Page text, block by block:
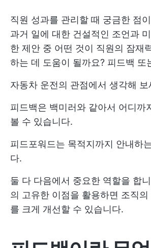
직원 성과를 관리할 때 궁금한 점
과거 일에 대한 건설적인 조언과
한 제안 중 어떤 것이 직원의 잠재
하는 데 도움이 될까요? 피드백 또
자동차 운전의 관점에서 생각해 보
피드백은 백미러와 같아서 어디까
볼 수 있습니다.
피드포워드는 목적지까지 안내하
다.
둘 다 다음에서 중요한 역할을 합
의 고유한 이점을 활용하면 조직의
를 크게 개선할 수 있습니다.